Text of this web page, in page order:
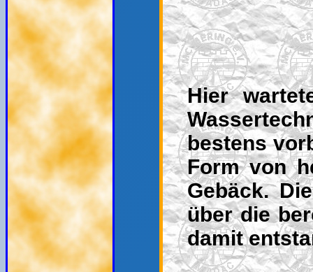
Hier
bestens
Form von
Gebäck.
über die
damit